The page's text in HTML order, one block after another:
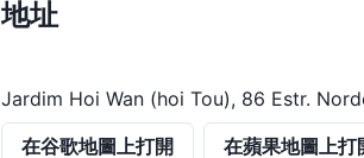
地址
Jardim Hoi Wan (hoi Tou), 86 Estr.
在谷歌地圖上打開 在蘋果地圖上打